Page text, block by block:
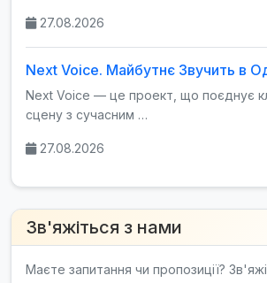
27.08.2026
Next Voice. Майбутнє Звучить в
Next Voice — це проект, що поєднує
сцену з сучасним …
27.08.2026
Зв'яжіться з нами
Маєте запитання чи пропозиції?